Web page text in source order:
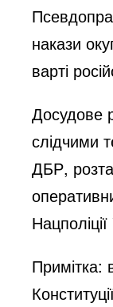
накази
варті
Досудове
слідчими
ДБР,
Примітка: